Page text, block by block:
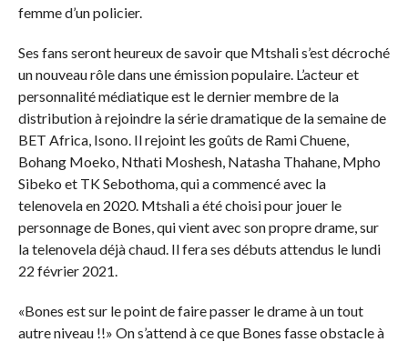
femme d’un policier.
Ses fans seront heureux de savoir que Mtshali s’est décroché
un nouveau rôle dans une émission populaire. L’acteur et
personnalité médiatique est le dernier membre de la
distribution à rejoindre la série dramatique de la semaine de
BET Africa, Isono. Il rejoint les goûts de Rami Chuene,
Bohang Moeko, Nthati Moshesh, Natasha Thahane, Mpho
Sibeko et TK Sebothoma, qui a commencé avec la
telenovela en 2020. Mtshali a été choisi pour jouer le
personnage de Bones, qui vient avec son propre drame, sur
la telenovela déjà chaud. Il fera ses débuts attendus le lundi
22 février 2021.
«Bones est sur le point de faire passer le drame à un tout
autre niveau !!» On s’attend à ce que Bones fasse obstacle à